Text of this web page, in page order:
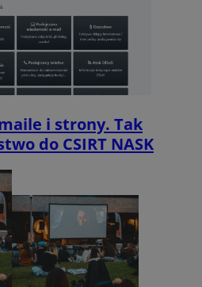
maile i strony. Tak
do CSIRT NASK